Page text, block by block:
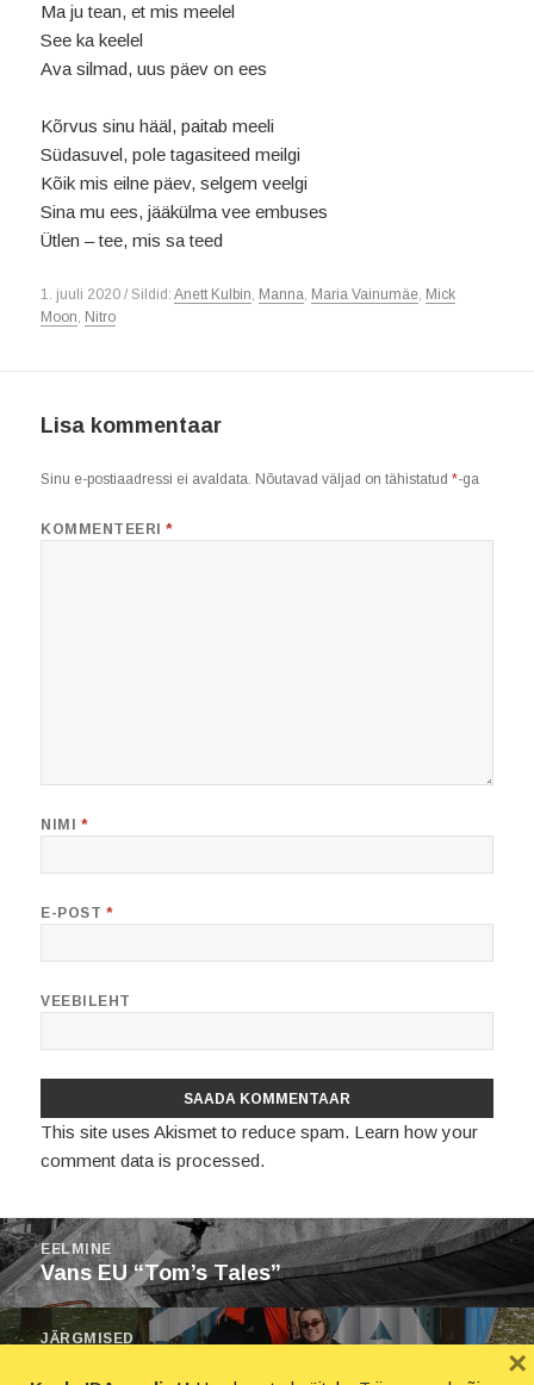
Ma ju tean, et mis meelel
See ka keelel
Ava silmad, uus päev on ees
Kõrvus sinu hääl, paitab meeli
Südasuvel, pole tagasiteed meilgi
Kõik mis eilne päev, selgem veelgi
Sina mu ees, jääkülma vee embuses
Ütlen – tee, mis sa teed
1. juuli 2020 / Sildid:Anett Kulbin, Manna, Maria Vainumäe, Mick
Moon, Nitro
Lisa kommentaar
Sinu e-postiaadressi ei avaldata. Nõutavad väljad on tähistatud*-ga
KOMMENTEERI*
NIMI *
E-POST *
VEEBILEHT
This site uses Akismet to reduce spam. Learn how your
comment data is processed.
Navigeerimine
EELMINE
Eelmine
postitus:
Vans EU “Tom’s Tales”
JÄRGMISED
×